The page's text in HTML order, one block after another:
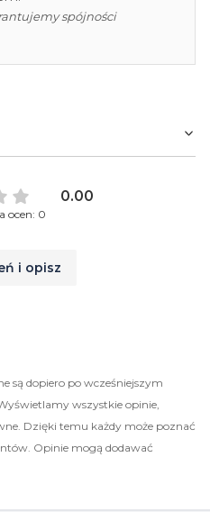
spójności
0.00
ocen: 0
i opisz
są dopiero po wcześniejszym
wszystkie opinie,
Dzięki temu każdy może poznać
Opinie mogą dodawać